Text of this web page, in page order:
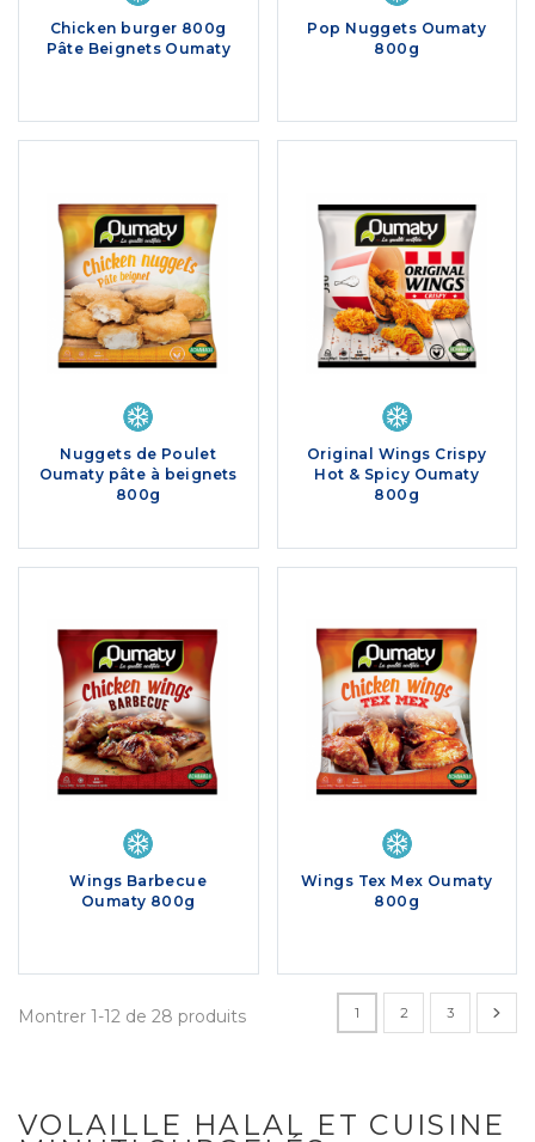
Chicken burger 800g
Pâte Beignets Oumaty
Pop Nuggets Oumaty
800g
Nuggets de Poulet
Oumaty pâte à beignets
800g
Original Wings Crispy
Hot & Spicy Oumaty
800g
Wings Barbecue
Oumaty 800g
Wings Tex Mex Oumaty
800g
Montrer 1-12 de 28 produits 1 2 3
VOLAILLE HALAL ET CUISINE